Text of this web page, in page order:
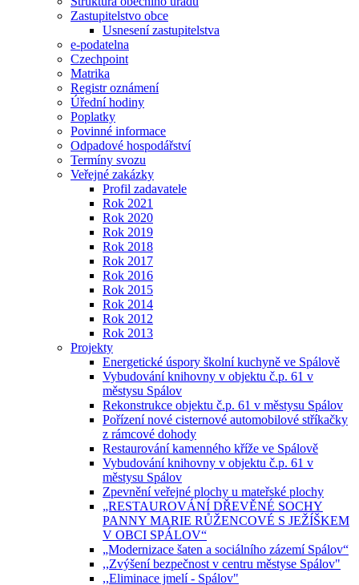
Zastupitelstvo obce
Usnesení zastupitelstva
e-podatelna
Czechpoint
Matrika
Registr oznámení
Úřední hodiny
Poplatky
Povinné informace
Odpadové hospodářství
Termíny svozu
Veřejné zakázky
Profil zadavatele
Rok 2021
Rok 2020
Rok 2019
Rok 2018
Rok 2017
Rok 2016
Rok 2015
Rok 2014
Rok 2012
Rok 2013
Projekty
Energetické úspory školní kuchyně ve Spálově
Vybudování knihovny v objektu č.p. 61 v
městysu Spálov
Rekonstrukce objektu č.p. 61 v městysu Spálov
Pořízení nové cisternové automobilové stříkačky
z rámcové dohody
Restaurování kamenného kříže ve Spálově
Vybudování knihovny v objektu č.p. 61 v
městysu Spálov
Zpevnění veřejné plochy u mateřské plochy
„RESTAUROVÁNÍ DŘEVĚNÉ SOCHY
PANNY MARIE RŮŽENCOVÉ S JEŽÍŠKEM
V OBCI SPÁLOV“
„Modernizace šaten a sociálního zázemí Spálov“
,,Zvýšení bezpečnost v centru městyse Spálov"
,,Eliminace jmelí - Spálov"